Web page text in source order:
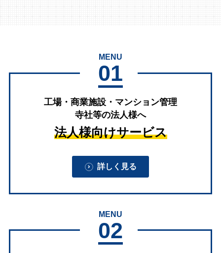
MENU
01
工場・商業施設・マンション管理
寺社等の法人様へ
法人様向けサービス
詳しく見る
MENU
02